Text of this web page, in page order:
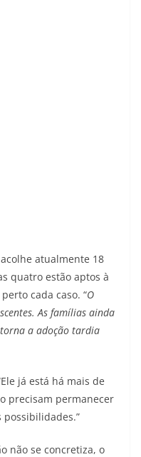
atualmente 18
quatro estão aptos à
cada caso. “O
As famílias ainda
a adoção tardia
já está há mais de
precisam permanecer
não se concretiza, o